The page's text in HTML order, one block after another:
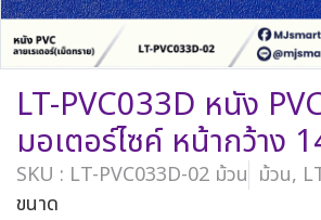
LT-PVC033D หนัง
มอเตอร์ไซค์ หน้ากว้าง
SKU : LT-PVC033D-02 ม้วน ม้วน,
ขนาด